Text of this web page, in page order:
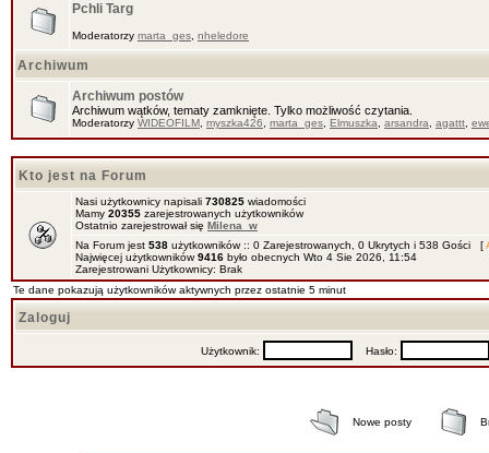
Pchli Targ
Moderatorzy marta_ges nheledore
Archiwum
Archiwum postów
Archiwum wątków, tematy zamknięte. Tylko możliwość czytania.
Moderatorzy WIDEOFILM myszka426 marta_ges Elmuszka arsandra agattt
Kto jest na Forum
Nasi użytkownicy napisali 730825 wiadomości
Mamy 20355 zarejestrowanych użytkowników
Ostatnio zarejestrował się Milena_w
Na Forum jest 538 użytkowników :: 0 Zarejestrowanych, 0 Ukrytych i 538 Gości [
Najwięcej użytkowników9416 było obecnych Wto 4 Sie 2026, 11:54
Zarejestrowani Użytkownicy: Brak
Te dane pokazują użytkowników aktywnych przez ostatnie 5 minut
Zaloguj
Użytkownik: Hasło:
Nowe posty